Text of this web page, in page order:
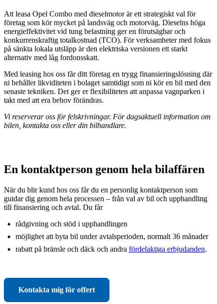
Att leasa Opel Combo med dieselmotor är ett strategiskt val för
företag som kör mycket på landsväg och motorväg. Dieselns höga
energieffektivitet vid tung belastning ger en förutsägbar och
konkurrenskraftig totalkostnad (TCO). För verksamheter med fokus
på sänkta lokala utsläpp är den elektriska versionen ett starkt
alternativ med låg fordonsskatt.
Med leasing hos oss får ditt företag en trygg finansieringslösning där
ni behåller likviditeten i bolaget samtidigt som ni kör en bil med den
senaste tekniken. Det ger er flexibiliteten att anpassa vagnparken i
takt med att era behov förändras.
Vi reserverar oss för felskrivningar. För dagsaktuell information om
bilen, kontakta oss eller din bilhandlare.
En kontaktperson genom hela bilaffären
När du blir kund hos oss får du en personlig kontaktperson som
guidar dig genom hela processen – från val av bil och upphandling
till finansiering och avtal. Du får
rådgivning och stöd i upphandlingen
möjlighet att byta bil under avtalsperioden, normalt 36 månader
rabatt på bränsle och däck och andra fördelaktiga erbjudanden.
Kontakta mig för offert